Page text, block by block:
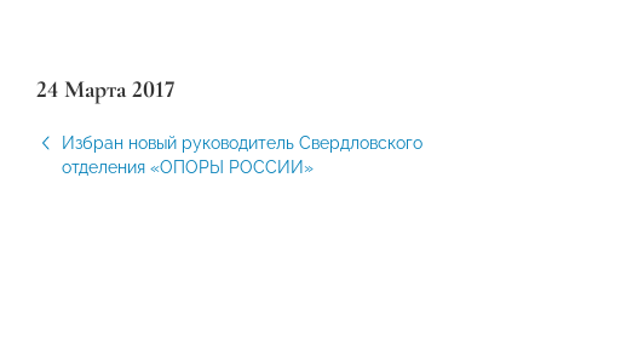
24 Марта 2017
Избран новый руководитель Свердловского
отделения «ОПОРЫ РОССИИ»